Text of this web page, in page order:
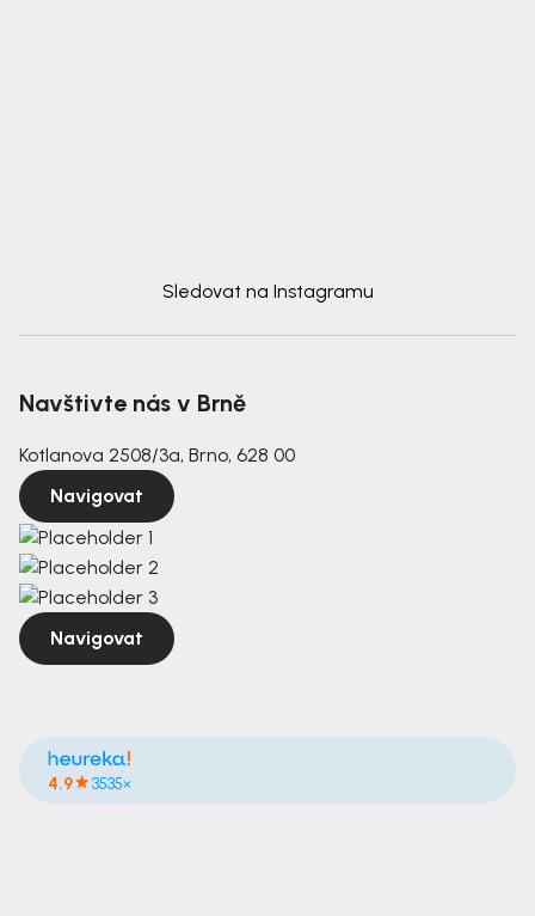
Sledovat na Instagramu
Navštivte nás v Brně
Kotlanova 2508/3a, Brno, 628 00
Navigovat
Navigovat
4.9 3535×